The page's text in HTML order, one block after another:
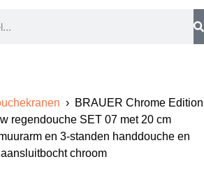
› BRAUER Chrome Edition
regendouche SET 07 met 20 cm
en 3-standen handdouche en
chroom